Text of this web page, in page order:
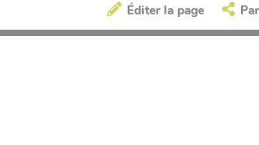
Éditer la page